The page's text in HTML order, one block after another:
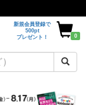
新規会員登録で
500pt
プレゼント！
0